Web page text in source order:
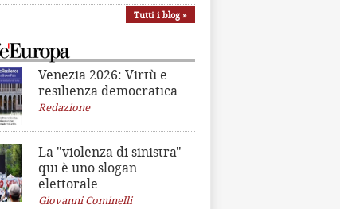
Tutti i blog »
Venezia 2026: Virtù e
resilienza democratica
Redazione
La "violenza di sinistra"
qui è uno slogan
elettorale
Giovanni Cominelli